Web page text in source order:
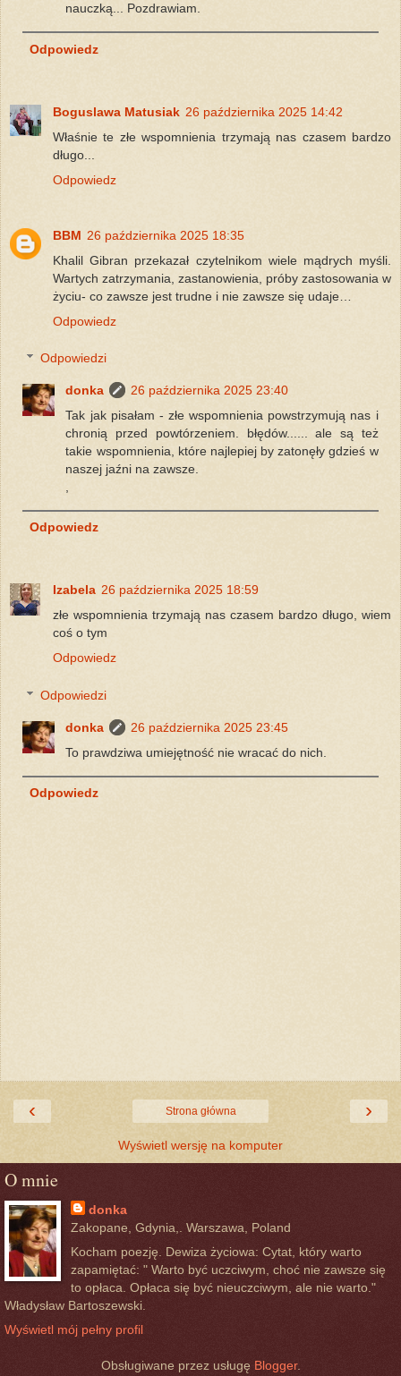
nauczką... Pozdrawiam.
Odpowiedz
Boguslawa Matusiak 26 października 2025 14:42
Właśnie te złe wspomnienia trzymają nas czasem bardzo
długo...
Odpowiedz
BBM 26 października 2025 18:35
Khalil Gibran przekazał czytelnikom wiele mądrych myśli.
Wartych zatrzymania, zastanowienia, próby zastosowania w
życiu- co zawsze jest trudne i nie zawsze się udaje…
Odpowiedz
Odpowiedzi
donka
26 października 2025 23:40
Tak jak pisałam - złe wspomnienia powstrzymują nas i
chronią przed powtórzeniem. błędów...... ale są też
takie wspomnienia, które najlepiej by zatonęły gdzieś w
naszej jaźni na zawsze.
Odpowiedz
Izabela 26 października 2025 18:59
złe wspomnienia trzymają nas czasem bardzo długo, wiem
coś o tym
Odpowiedz
Odpowiedzi
donka
26 października 2025 23:45
To prawdziwa umiejętność nie wracać do nich.
Odpowiedz
‹ ›
Strona główna
Wyświetl wersję na komputer
O mnie
donka
Zakopane, Gdynia,. Warszawa, Poland
Kocham poezję. Dewiza życiowa: Cytat, który warto
zapamiętać: " Warto być uczciwym, choć nie zawsze się
to opłaca. Opłaca się być nieuczciwym, ale nie warto."
Władysław Bartoszewski.
Wyświetl mój pełny profil
Obsługiwane przez usługę Blogger.